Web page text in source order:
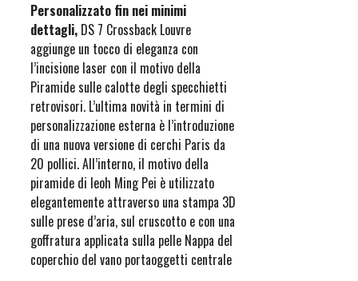
Personalizzato fin nei minimi
dettagli, DS 7 Crossback Louvre
aggiunge un tocco di eleganza con
l’incisione laser con il motivo della
Piramide sulle calotte degli specchietti
retrovisori. L’ultima novità in termini di
personalizzazione esterna è l’introduzione
di una nuova versione di cerchi Paris da
20 pollici. All’interno, il motivo della
piramide di Ieoh Ming Pei è utilizzato
elegantemente attraverso una stampa 3D
sulle prese d’aria, sul cruscotto e con una
goffratura applicata sulla pelle Nappa del
coperchio del vano portaoggetti centrale